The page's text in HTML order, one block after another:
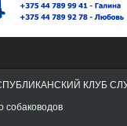
КЛУБ
собаководов